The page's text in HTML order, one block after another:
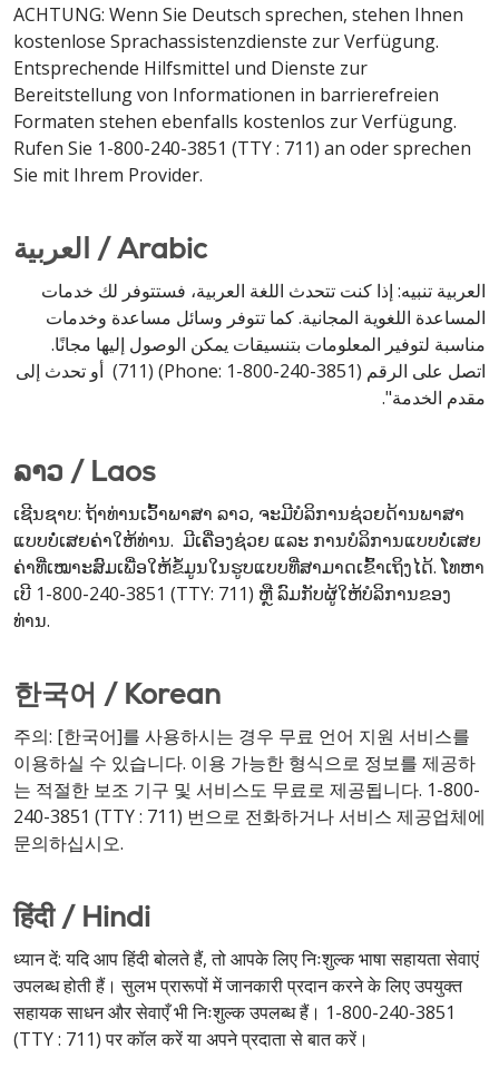
ACHTUNG: Wenn Sie Deutsch sprechen, stehen Ihnen
kostenlose Sprachassistenzdienste zur Verfügung.
Entsprechende Hilfsmittel und Dienste zur
Bereitstellung von Informationen in barrierefreien
Formaten stehen ebenfalls kostenlos zur Verfügung.
Rufen Sie 1-800-240-3851 (TTY : 711) an oder sprechen
Sie mit Ihrem Provider.
العربية / Arabic
العربية تنبيه: إذا كنت تتحدث اللغة العربية، فستتوفر لك خدمات
المساعدة اللغوية المجانية. كما تتوفر وسائل مساعدة وخدمات
مناسبة لتوفير المعلومات بتنسيقات يمكن الوصول إليها مجانًا.
اتصل على الرقم (Phone: 1-800-240-3851) (711) أو تحدث إلى
مقدم الخدمة".
ລາວ / Laos
ເຊີນຊາບ: ຖ້າທ່ານເວົ້າພາສາ ລາວ, ຈະມີບໍລິການຊ່ວຍດ້ານພາສາ
ແບບບໍ່ເສຍຄ່າໃຫ້ທ່ານ. ມີເຄື່ອງຊ່ວຍ ແລະ ການບໍລິການແບບບໍ່ເສຍ
ຄ່າທີ່ເໝາະສົມເພື່ອໃຫ້ຂໍ້ມູນໃນຮູບແບບທີ່ສາມາດເຂົ້າເຖິງໄດ້. ໂທຫາ
ເບີ 1-800-240-3851 (TTY: 711) ຫຼື ລົມກັບຜູ້ໃຫ້ບໍລິການຂອງ
ທ່ານ.
한국어 / Korean
주의: [한국어]를 사용하시는 경우 무료 언어 지원 서비스를
이용하실 수 있습니다. 이용 가능한 형식으로 정보를 제공하
는 적절한 보조 기구 및 서비스도 무료로 제공됩니다. 1-800-
240-3851 (TTY : 711) 번으로 전화하거나 서비스 제공업체에
문의하십시오.
हिंदी / Hindi
ध्यान दें: यदि आप हिंदी बोलते हैं, तो आपके लिए निःशुल्क भाषा सहायता सेवाएं
उपलब्ध होती हैं। सुलभ प्रारूपों में जानकारी प्रदान करने के लिए उपयुक्त
सहायक साधन और सेवाएँ भी निःशुल्क उपलब्ध हैं। 1-800-240-3851
(TTY : 711) पर कॉल करें या अपने प्रदाता से बात करें।